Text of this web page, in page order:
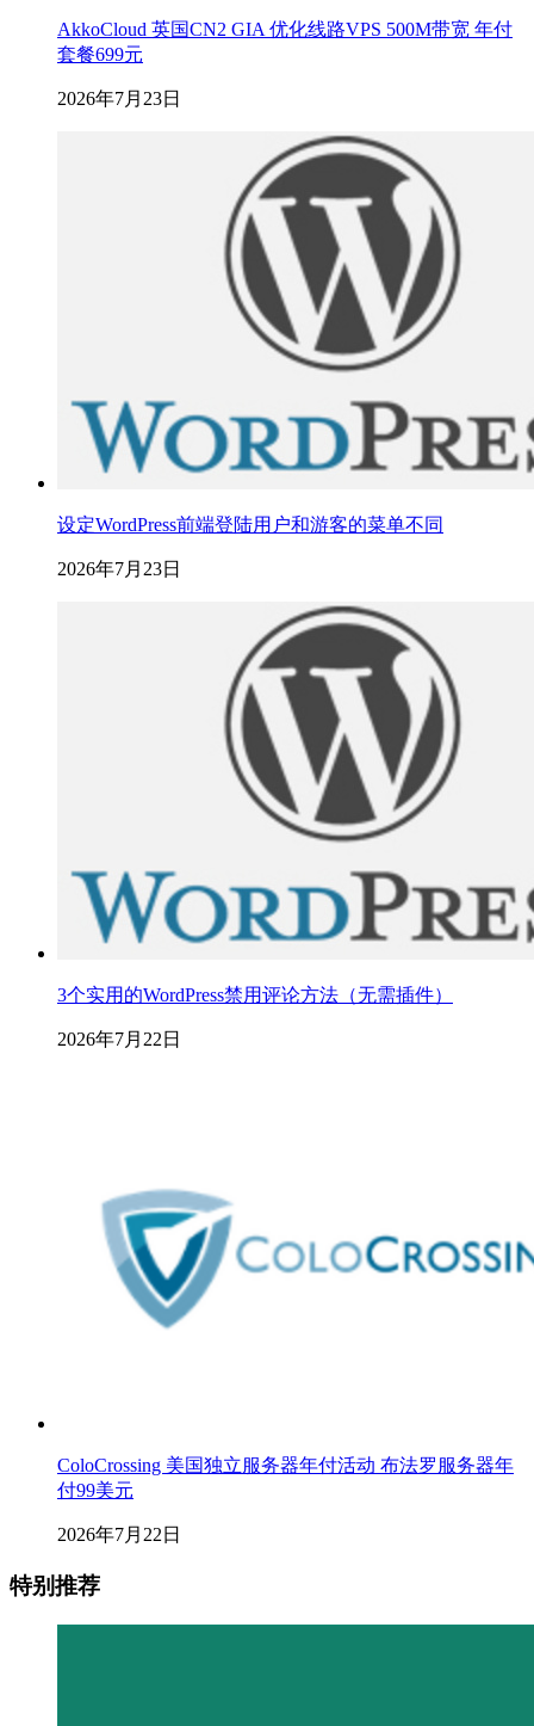
AkkoCloud 英国CN2 GIA 优化线路VPS 500M带宽 年付
套餐699元
2026年7月23日
设定WordPress前端登陆用户和游客的菜单不同
2026年7月23日
3个实用的WordPress禁用评论方法（无需插件）
2026年7月22日
ColoCrossing 美国独立服务器年付活动 布法罗服务器年
付99美元
2026年7月22日
特别推荐